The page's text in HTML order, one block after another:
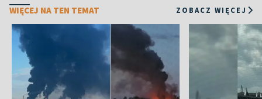
WIĘCEJ NA TEN TEMAT ZOBACZ WIĘCEJ